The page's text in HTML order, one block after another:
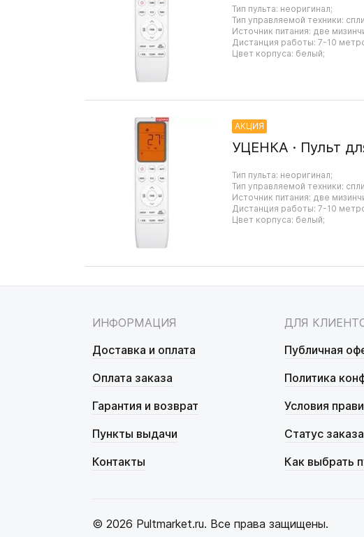
Тип пульта: неоригинал;
Тип управляемой техники:
Источник питания: две
Дистанция работы: 7-10
Цвет корпуса: белый;
АКЦИЯ
УЦЕНКА · Пульт
Тип пульта: неоригинал;
Тип управляемой техники:
Источник питания: две
Дистанция работы: 7-10
Цвет корпуса: белый;
ИНФОРМАЦИЯ
Доставка и оплата
Оплата заказа
Гарантия и возврат
Пункты выдачи
Контакты
ДЛЯ
Публичная
Политика
Условия
Статус заказа
Как выбрать
© 2026 Pultmarket.ru. Все права защищены.